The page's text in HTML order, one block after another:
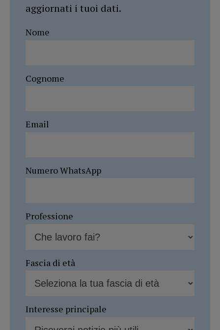
aggiornati i tuoi dati.
Nome
Cognome
Email
Numero WhatsApp
Professione
Fascia di età
Interesse principale